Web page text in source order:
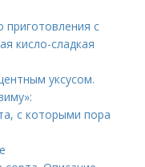
приготовления с
кисло-сладкая
уксусом.
с которыми пора